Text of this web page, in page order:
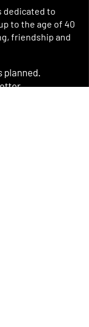
dedicated to
to the age of 40
friendship and
planned.